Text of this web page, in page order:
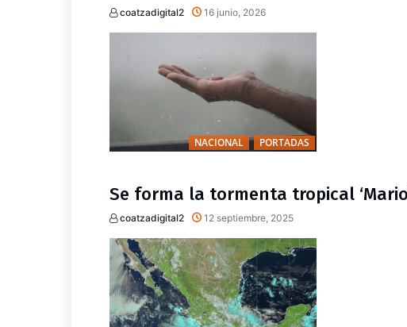
coatzadigital2 16 junio, 2026
NACIONAL PORTADAS
Se forma la tormenta tropical
coatzadigital2 12 septiembre, 2025